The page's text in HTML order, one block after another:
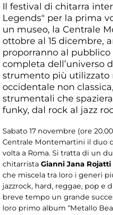
Il festival di chitarra
Legends" per la prima
un museo, la Centrale
ottobre al 15 dicembre,
proporranno al pubblico
completa dell’universo
strumento più utilizzato
occidentale non
strumentali che
funky, dal rock al jazz
Sabato 17 novembre (ore
Centrale Montemartini il duo
volta a Roma. Si tratta di un
chitarrista Gianni Jana Rojatti
che miscela tra loro i generi
jazzrock, hard, reggae, pop e
breve tempo un grande
loro primo album “Metallo